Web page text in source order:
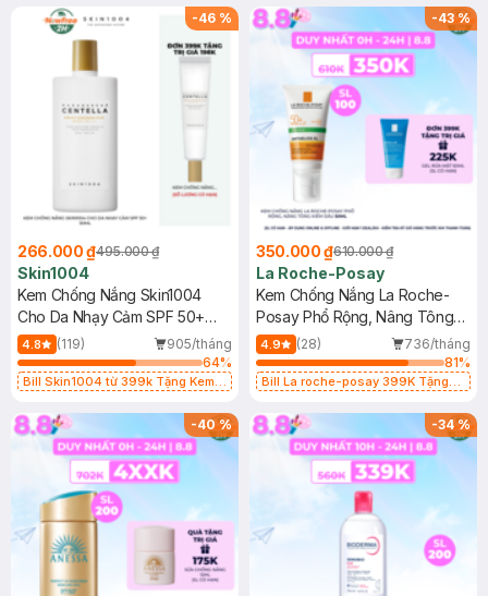
25ml (SL Có Hạn)
-46 %
266.000 ₫495.000 ₫
Skin1004
Kem Chống Nắng Skin1004
Cho Da Nhạy Cảm SPF 50+
50ml
4.8 (119)
905/tháng
64%
Bill Skin1004 từ 399k Tặng Kem
SPF 50+ 20ml (SL Có Hạn)
-43%
350.000 ₫610.000 ₫
La Roche-Posay
Kem Chống Nắng La Roche-
Posay Phổ Rộng, Nâng Tông
Kiềm Dầu 50ml
4.9 (28)
736/tháng
81%
Bill La roche-posay 399K Tặng
(SL có hạn)
-40% -34%